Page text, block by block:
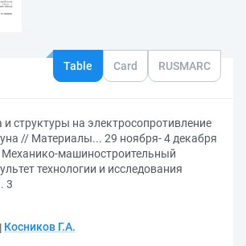
Table Card RUSMARC
и структуры на электросопротивление
// Материалы... 29 ноября- 4 декабря
Механико-машиностроительный
технологии и исследования
3
Косников Г.А.